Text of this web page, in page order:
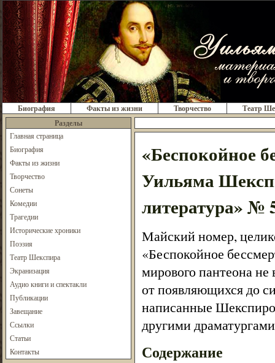
Биография Факты из жизни Творчество
Театр
Разделы
Главная страница
Биография
Факты из жизни
Творчество
Сонеты
Комедии
Трагедии
Исторические хроники
Поэзия
Театр Шекспира
Экранизация
Аудио книги и спектакли
Публикации
Завещание
Ссылки
Статьи
Контакты
«Беспокойное
Уильяма
литература» №
Майский номер,
«Беспокойное
мирового пантеона не
от появляющихся до
написанные
другими
Содержание